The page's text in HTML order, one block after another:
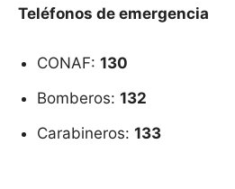
Teléfonos de emergencia
CONAF: 130
Bomberos: 132
Carabineros: 133